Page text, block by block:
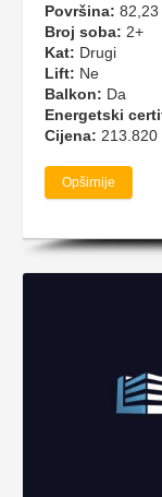
Površina: 82,23
Broj soba: 2+
Kat: Drugi
Lift: Ne
Balkon: Da
Energetski
Cijena: 213.820
Opširnije